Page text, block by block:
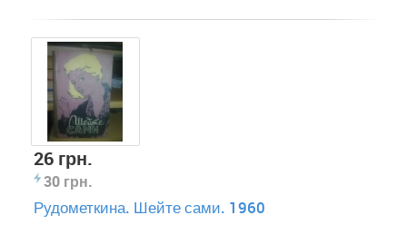
26 грн.
30 грн.
Рудометкина. Шейте сами. 1960